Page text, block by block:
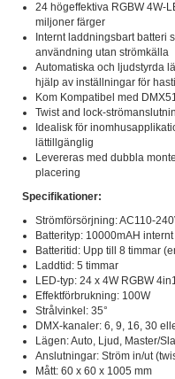
24 högeffektiva RGBW 4W-
miljoner färger
Internt laddningsbart batteri
användning utan strömkälla
Automatiska och ljudstyrda
hjälp av inställningar för
Kom Kompatibel med
Twist and lock-
Idealisk för
lättillgänglig
Levereras med dubbla
placering
Specifikationer:
Strömförsörjning: AC110-
Batterityp: 10000mAH
Batteritid: Upp till 8 timmar
Laddtid: 5 timmar
LED-typ: 24 x 4W RGBW
Effektförbrukning: 100W
Strålvinkel: 35°
DMX-kanaler: 6, 9, 16, 30
Lägen: Auto, Ljud, Master/
Anslutningar: Ström in/ut
Mått: 60 x 60 x 1005 mm